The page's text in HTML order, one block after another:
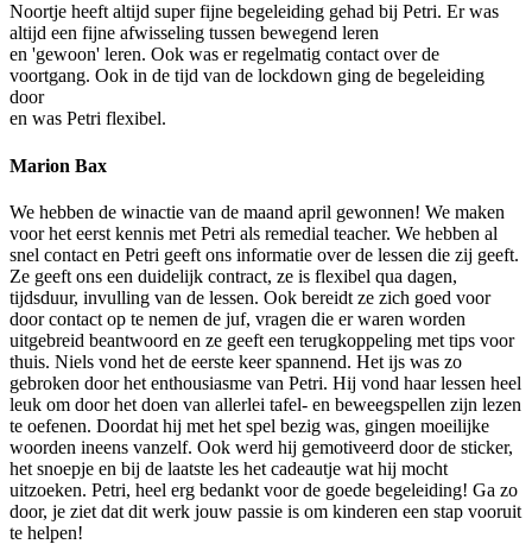
Noortje heeft altijd super fijne begeleiding gehad bij Petri. Er was
altijd een fijne afwisseling tussen bewegend leren
en 'gewoon' leren. Ook was er regelmatig contact over de
voortgang. Ook in de tijd van de lockdown ging de begeleiding
door
en was Petri flexibel.
Marion Bax
We hebben de winactie van de maand april gewonnen! We maken
voor het eerst kennis met Petri als remedial teacher. We hebben al
snel contact en Petri geeft ons informatie over de lessen die zij geeft.
Ze geeft ons een duidelijk contract, ze is flexibel qua dagen,
tijdsduur, invulling van de lessen. Ook bereidt ze zich goed voor
door contact op te nemen de juf, vragen die er waren worden
uitgebreid beantwoord en ze geeft een terugkoppeling met tips voor
thuis. Niels vond het de eerste keer spannend. Het ijs was zo
gebroken door het enthousiasme van Petri. Hij vond haar lessen heel
leuk om door het doen van allerlei tafel- en beweegspellen zijn lezen
te oefenen. Doordat hij met het spel bezig was, gingen moeilijke
woorden ineens vanzelf. Ook werd hij gemotiveerd door de sticker,
het snoepje en bij de laatste les het cadeautje wat hij mocht
uitzoeken. Petri, heel erg bedankt voor de goede begeleiding! Ga zo
door, je ziet dat dit werk jouw passie is om kinderen een stap vooruit
te helpen!